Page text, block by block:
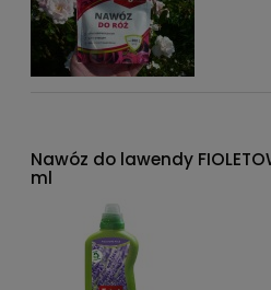
Nawóz do lawendy
ml